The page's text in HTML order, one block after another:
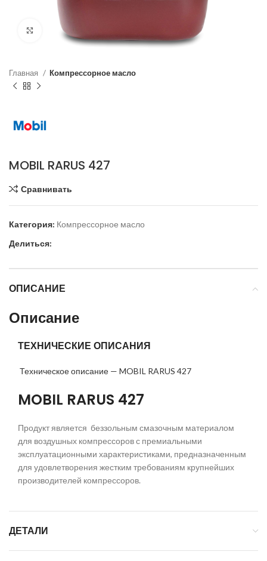
Click to enlarge
Главная Компрессорное масло
MOBIL RARUS 427
Сравнивать
Категория: Компрессорное масло
Делиться:
ОПИСАНИЕ
Описание
ТЕХНИЧЕСКИЕ ОПИСАНИЯ
Техническое описание — MOBIL RARUS 427
MOBIL RARUS 427
Продукт является беззольным смазочным материалом
для воздушных компрессоров с премиальными
эксплуатационными характеристиками, предназначенным
для удовлетворения жестким требованиям крупнейших
производителей компрессоров.
ДЕТАЛИ